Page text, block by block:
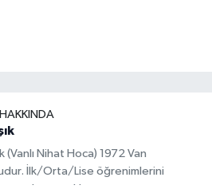
(Vanlı Nihat Hoca) 1972 Van
İlk/Orta/Lise öğrenimlerini